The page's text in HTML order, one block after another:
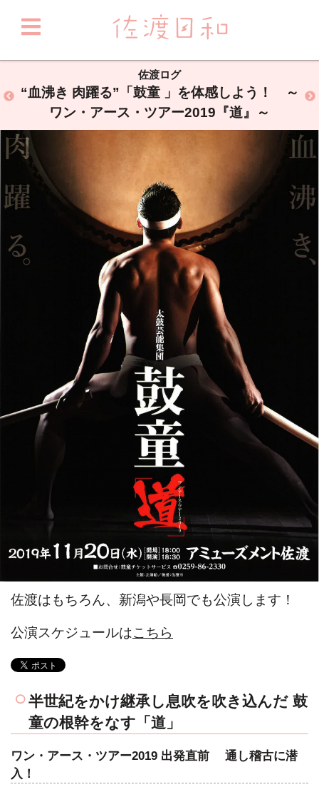
佐渡ログ
“血沸き 肉躍る”「鼓童 」を体感しよう！ ～
ワン・アース・ツアー2019『道』～
佐渡はもちろん、新潟や長岡でも公演します！
公演スケジュールはこちら
半世紀をかけ継承し息吹を吹き込んだ 鼓
童の根幹をなす「道」
ワン・アース・ツアー2019 出発直前 通し稽古に潜
入！